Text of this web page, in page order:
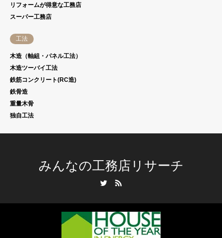
リフォームが得意な工務店
スーパー工務店
工法
木造（軸組・パネル工法）
木造ツーバイ工法
鉄筋コンクリート(RC造)
鉄骨造
重量木骨
独自工法
みんなの工務店リサーチ